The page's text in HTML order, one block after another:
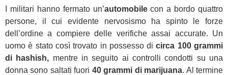
I militari hanno fermato un’automobilecon a bordo quattro
persone, il cui evidente nervosismo ha spinto le forze
dell’ordine a compiere delle verifiche assai accurate. Un
uomo è stato così trovato in possesso dicirca 100 grammi
di hashish, mentre in seguito ai controlli condotti su una
donna sono saltati fuori 40 grammi di marijuana. Al termine